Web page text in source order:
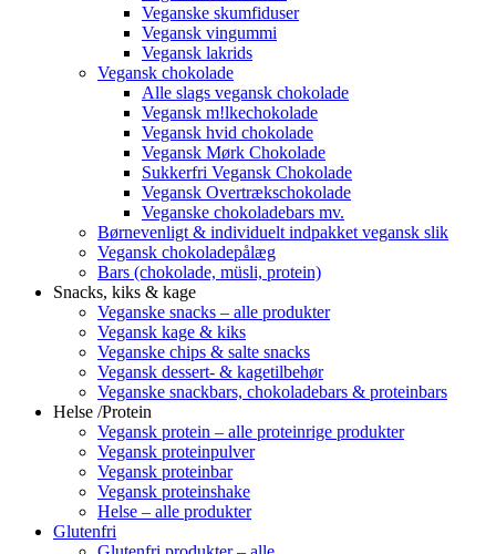
Veganske skumfiduser
Vegansk vingummi
Vegansk lakrids
Vegansk chokolade
Alle slags vegansk chokolade
Vegansk m!lkechokolade
Vegansk hvid chokolade
Vegansk Mørk Chokolade
Sukkerfri Vegansk Chokolade
Vegansk Overtrækschokolade
Veganske chokoladebars mv.
Børnevenligt & individuelt indpakket vegansk slik
Vegansk chokoladepålæg
Bars (chokolade, müsli, protein)
Snacks, kiks & kage
Veganske snacks – alle produkter
Vegansk kage & kiks
Veganske chips & salte snacks
Vegansk dessert- & kagetilbehør
Veganske snackbars, chokoladebars & proteinbars
Helse /Protein
Vegansk protein – alle proteinrige produkter
Vegansk proteinpulver
Vegansk proteinbar
Vegansk proteinshake
Helse – alle produkter
Glutenfri